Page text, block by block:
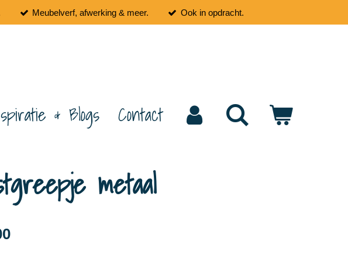
Meubelverf, afwerking & meer. Ook in opdracht.
& Blogs Contact
metaal